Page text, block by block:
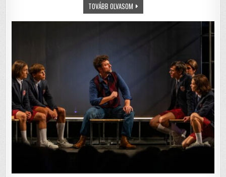
TOVÁBB OLVASOMANYA
CSAK
EGY